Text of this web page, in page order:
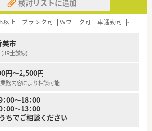
スキルが身につきます。
率化を目指されています。（メディカルサポート
指示書・ピッキングシステム・薬歴音声入力・可変
250店舗で実施しています。
までサポートできる、かかりつけ薬剤師を目指され
で可能です。
日、希望休はカレンダーにハンコを押す形の申請
度充実、育児休業3歳まで・時短勤務は小学校卒業
、制度利用支援、女性育休100％・男性社員も利用推
検討リストに追加
以上 ブランク可 Ｗワーク可 車通勤可 教育制
美市
土讃線)
円～2,500円
務内容により相談可能
00～18：00
～13：00
ちでご相談ください